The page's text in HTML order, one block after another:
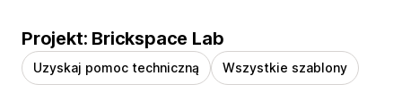
Projekt: Brickspace Lab
Uzyskaj pomoc techniczną Wszystkie szablony